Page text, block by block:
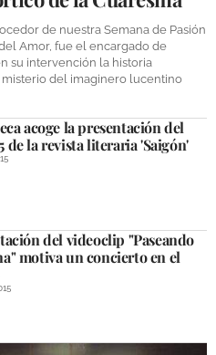
de nuestra Semana de Pasión
Amor, fue el encargado de
su intervención la historia
misterio del imaginero lucentino
acoge la presentación del
de la revista literaria 'Saigón'
del videoclip "Paseando
motiva un concierto en el